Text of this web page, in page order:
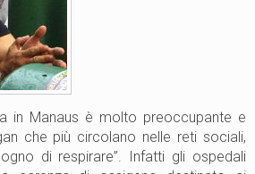
in Manaus è molto preoccupante e
che più circolano nelle reti sociali,
di respirare”. Infatti gli ospedali